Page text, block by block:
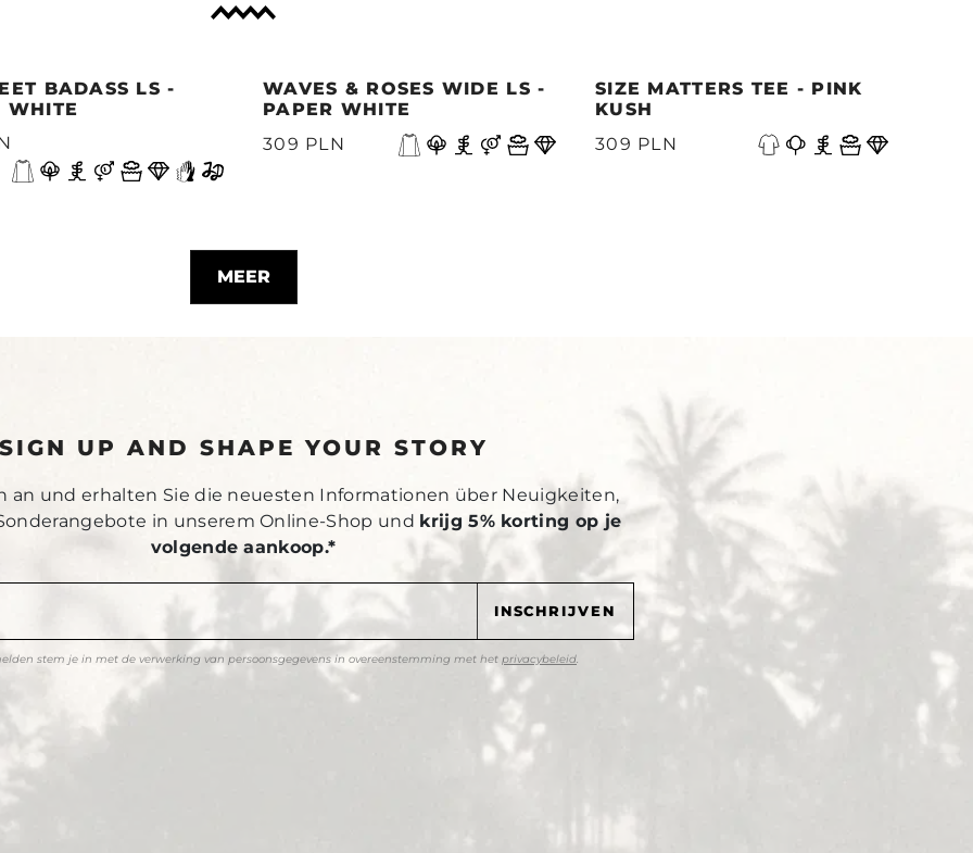
BADASS LS -
WHITE
WAVES & ROSES WIDE LS -
PAPER WHITE
309 PLN
SIZE MATTERS TEE - PINK
KUSH
309 PLN
MEER
UP AND SHAPE YOUR STORY
an und erhalten Sie die neuesten Informationen über Neuigkeiten,
in unserem Online-Shop und krijg 5% korting op je
volgende aankoop.*
stem je in met de verwerking van persoonsgegevens in overeenstemming met het privacybeleid.